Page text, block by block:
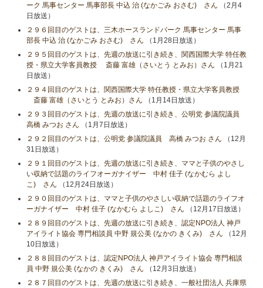
ーク 馬事センター 馬事部長 中込 治 (なかごみ おさむ) さん （2月4
日放送）
２９６回目のゲストは、三木ホースランドパーク 馬事センター 馬事
部長 中込 治 (なかごみ おさむ) さん （1月28日放送）
２９５回目のゲストは、先週の放送に引き続き、関西国際大学 特任教
授・県立大学客員教授 斎藤 富雄（さいとう とみお）さん （1月21
日放送）
２９４回目のゲストは、関西国際大学 特任教授・県立大学客員教授
斎藤 富雄（さいとう とみお）さん （1月14日放送）
２９３回目のゲストは、先週の放送に引き続き、公明党 参議院議員
高橋 みつお さん （1月7日放送）
２９２回目のゲストは、公明党 参議院議員 高橋 みつお さん （12月
31日放送）
２９１回目のゲストは、先週の放送に引き続き、ママと子供のやさし
い収納で話題のライフオーガナイザー 中村 佳子 (なかむら よし
こ) さん （12月24日放送）
２９０回目のゲストは、ママと子供のやさしい収納で話題のライフオ
ーガナイザー 中村 佳子 (なかむら よしこ) さん （12月17日放送）
２８９回目のゲストは、先週の放送に引き続き、認定NPO法人 神戸
アイライト協会 専門相談員 中野 規公美 (なかの きくみ) さん （12月
10日放送）
２８８回目のゲストは、認定NPO法人 神戸アイライト協会 専門相談
員 中野 規公美 (なかの きくみ) さん （12月3日放送）
２８７回目のゲストは、先週の放送に引き続き、一般社団法人 兵庫県